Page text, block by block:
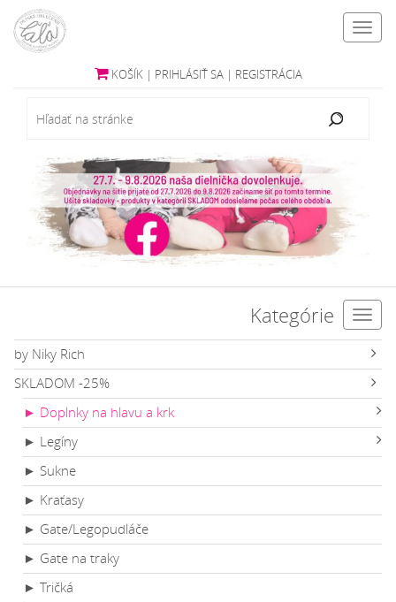
KOŠÍK | PRIHLÁSIŤ SA | REGISTRÁCIA
Kategórie
by Niky Rich
SKLADOM -25%
► Doplnky na hlavu a krk
► Legíny
► Sukne
► Kraťasy
► Gate/Legopudláče
► Gate na traky
► Tričká